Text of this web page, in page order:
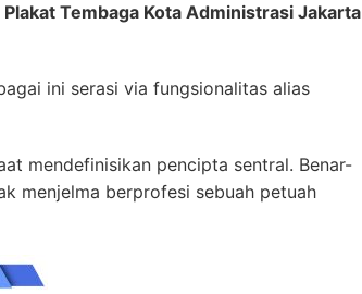
Plakat Tembaga Kota Administrasi Jakarta
ini serasi via fungsionalitas alias
mendefinisikan pencipta sentral. Benar-
menjelma berprofesi sebuah petuah